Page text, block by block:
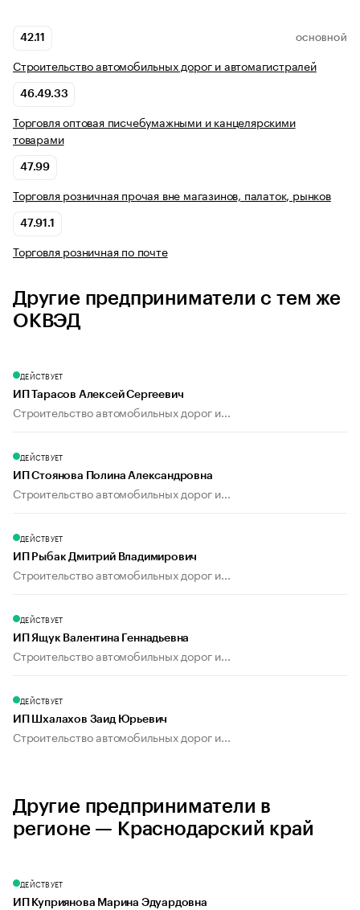
42.11 ОСНОВНОЙ
Строительство автомобильных дорог и автомагистралей
46.49.33
Торговля оптовая писчебумажными и канцелярскими
товарами
47.99
Торговля розничная прочая вне магазинов, палаток, рынков
47.91.1
Торговля розничная по почте
Другие предприниматели с тем же
ОКВЭД
ДЕЙСТВУЕТ
ИП Тарасов Алексей Сергеевич
Строительство автомобильных дорог и...
ДЕЙСТВУЕТ
ИП Стоянова Полина Александровна
Строительство автомобильных дорог и...
ДЕЙСТВУЕТ
ИП Рыбак Дмитрий Владимирович
Строительство автомобильных дорог и...
ДЕЙСТВУЕТ
ИП Ящук Валентина Геннадьевна
Строительство автомобильных дорог и...
ДЕЙСТВУЕТ
ИП Шхалахов Заид Юрьевич
Строительство автомобильных дорог и...
Другие предприниматели в
регионе — Краснодарский край
ДЕЙСТВУЕТ
ИП Куприянова Марина Эдуардовна